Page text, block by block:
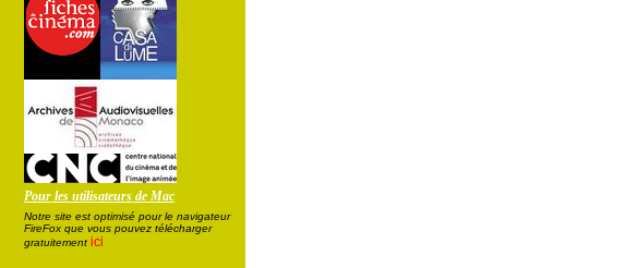
Pour les utilisateurs de Mac
Notre site est optimisé pour le navigateur
FireFox que vous pouvez télécharger
gratuitement ici